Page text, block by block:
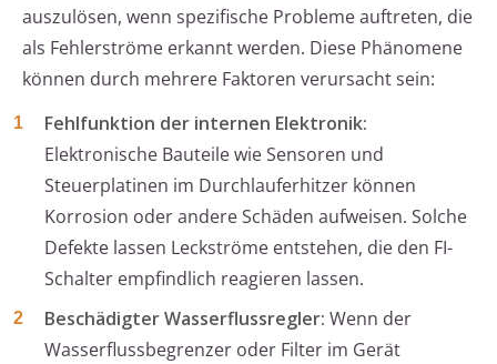
auszulösen, wenn spezifische Probleme auftreten, die
als Fehlerströme erkannt werden. Diese Phänomene
können durch mehrere Faktoren verursacht sein:
Fehlfunktion der internen Elektronik:
Elektronische Bauteile wie Sensoren und
Steuerplatinen im Durchlauferhitzer können
Korrosion oder andere Schäden aufweisen. Solche
Defekte lassen Leckströme entstehen, die den FI-
Schalter empfindlich reagieren lassen.
Beschädigter Wasserflussregler: Wenn der
Wasserflussbegrenzer oder Filter im Gerät